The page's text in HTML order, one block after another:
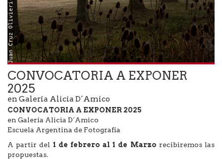
Juan Cruz Olivieri
CONVOCATORIA A EXPONER
2025
en Galería Alicia D´Amico
CONVOCATORIA A EXPONER 2025
en Galería Alicia D´Amico
Escuela Argentina de Fotografía
A partir del 1 de febrero al 1 de Marzo recibiremos las
propuestas.